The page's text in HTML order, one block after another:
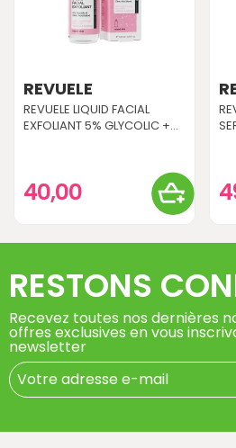
REVUELE
REVUELE LIQUID FACIAL
EXFOLIANT 5% GLYCOLIC +...
40,00
RESTONS
Recevez toutes nos dernières
offres exclusives en vous
newsletter